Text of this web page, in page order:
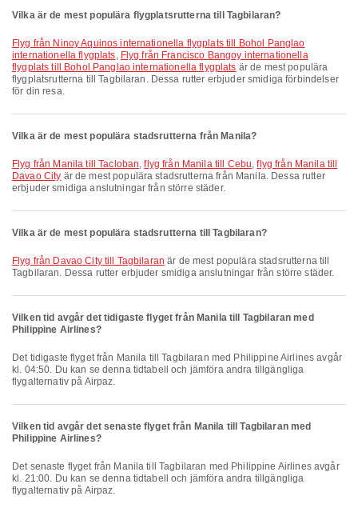
Vilka är de mest populära flygplatsrutterna till Tagbilaran?
Flyg från Ninoy Aquinos internationella flygplats till Bohol Panglao
internationella flygplats, Flyg från Francisco Bangoy internationella
flygplats till Bohol Panglao internationella flygplats är de mest populära
flygplatsrutterna till Tagbilaran. Dessa rutter erbjuder smidiga förbindelser
för din resa.
Vilka är de mest populära stadsrutterna från Manila?
flyg från Manila till Tacloban,flyg från Manila till Cebu,flyg från Manila till
Davao City är de mest populära stadsrutterna från Manila. Dessa rutter
erbjuder smidiga anslutningar från större städer.
Vilka är de mest populära stadsrutterna till Tagbilaran?
flyg från Davao City till Tagbilaran är de mest populära stadsrutterna till
Tagbilaran. Dessa rutter erbjuder smidiga anslutningar från större städer.
Vilken tid avgår det tidigaste flyget från Manila till Tagbilaran med
Philippine Airlines?
Det tidigaste flyget från Manila till Tagbilaran med Philippine Airlines avgår
kl. 04:50. Du kan se denna tidtabell och jämföra andra tillgängliga
flygalternativ på Airpaz.
Vilken tid avgår det senaste flyget från Manila till Tagbilaran med
Philippine Airlines?
Det senaste flyget från Manila till Tagbilaran med Philippine Airlines avgår
kl. 21:00. Du kan se denna tidtabell och jämföra andra tillgängliga
flygalternativ på Airpaz.